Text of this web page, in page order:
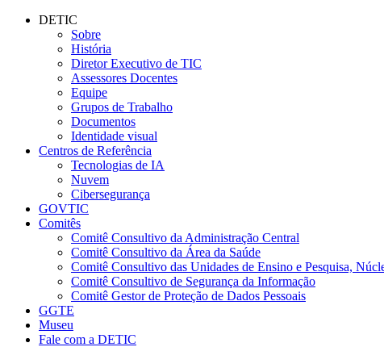
Conteúdo principal
DETIC
Sobre
História
Diretor Executivo de TIC
Assessores Docentes
Equipe
Grupos de Trabalho
Documentos
Identidade visual
Centros de Referência
Tecnologias de IA
Nuvem
Cibersegurança
GOVTIC
Comitês
Comitê Consultivo da Administração Central
Comitê Consultivo da Área da Saúde
Comitê Consultivo das Unidades de Ensino e Pesquisa,
Comitê Consultivo de Segurança da Informação
Comitê Gestor de Proteção de Dados Pessoais
GGTE
Museu
Fale com a DETIC